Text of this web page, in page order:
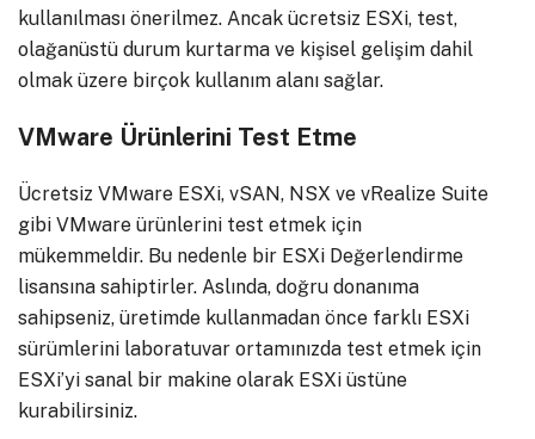
kullanılması önerilmez. Ancak ücretsiz ESXi, test,
olağanüstü durum kurtarma ve kişisel gelişim dahil
olmak üzere birçok kullanım alanı sağlar.
VMware Ürünlerini Test Etme
Ücretsiz VMware ESXi, vSAN, NSX ve vRealize Suite
gibi VMware ürünlerini test etmek için
mükemmeldir. Bu nedenle bir ESXi Değerlendirme
lisansına sahiptirler. Aslında, doğru donanıma
sahipseniz, üretimde kullanmadan önce farklı ESXi
sürümlerini laboratuvar ortamınızda test etmek için
ESXi’yi sanal bir makine olarak ESXi üstüne
kurabilirsiniz.